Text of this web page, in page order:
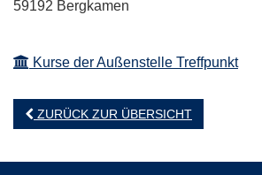
59192 Bergkamen
Kurse der Außenstelle Treffpunkt
ZURÜCK ZUR ÜBERSICHT